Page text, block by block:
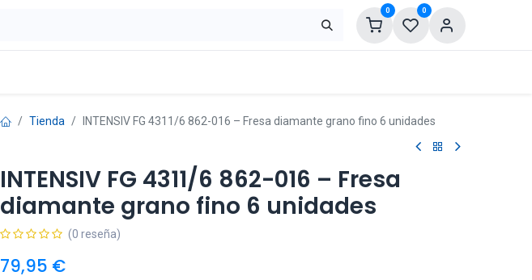
0 0
Tienda INTENSIV FG 4311/6 862-016 – Fresa diamante grano fino 6 unidades
INTENSIV FG 4311/6 862-016 – Fresa
diamante grano fino 6 unidades
(0 reseña)
79,95 €